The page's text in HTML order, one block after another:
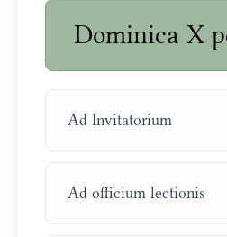
Dominica X
Ad Invitatorium
Ad officium lectionis